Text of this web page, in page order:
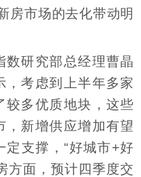
房市场的去化带动明
数研究部总经理曹晶
，考虑到上半年多家
较多优质地块，这些
，新增供应增加有望
定支撑，“好城市+好
方面，预计四季度交